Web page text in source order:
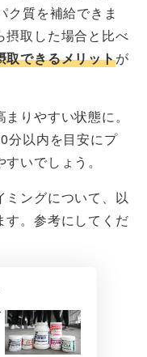
質を補給できま
摂取した場合と比べ
取できるメリットが
りやすい状態に。
分以内を目安にプ
いでしょう。
ミングについて、以
す。参考にしてくだ